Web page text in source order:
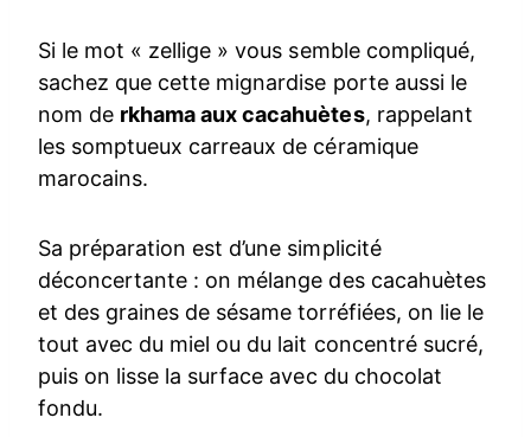
Si le mot « zellige » vous semble compliqué,
sachez que cette mignardise porte aussi le
nom de rkhama aux cacahuètes, rappelant
les somptueux carreaux de céramique
marocains.
Sa préparation est d’une simplicité
déconcertante : on mélange des cacahuètes
et des graines de sésame torréfiées, on lie le
tout avec du miel ou du lait concentré sucré,
puis on lisse la surface avec du chocolat
fondu.